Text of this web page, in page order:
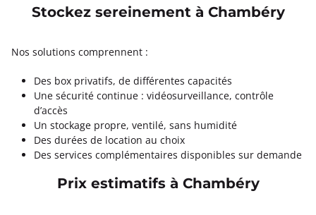
Stockez sereinement à Chambéry
Nos solutions comprennent :
Des box privatifs, de différentes capacités
Une sécurité continue : vidéosurveillance, contrôle
d’accès
Un stockage propre, ventilé, sans humidité
Des durées de location au choix
Des services complémentaires disponibles sur demande
Prix estimatifs à Chambéry